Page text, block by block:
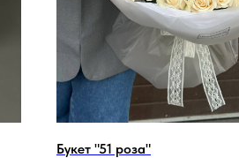
Букет "51 роза"